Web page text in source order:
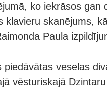
ko iekrāsos gan
klavieru skanējums,
Paula
piedāvātas veselas
vēsturiskajā